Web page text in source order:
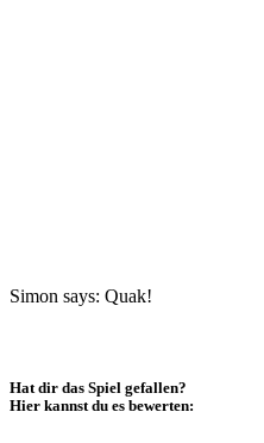
Simon says: Quak!
Hat dir das Spiel gefallen?
Hier kannst du es bewerten: